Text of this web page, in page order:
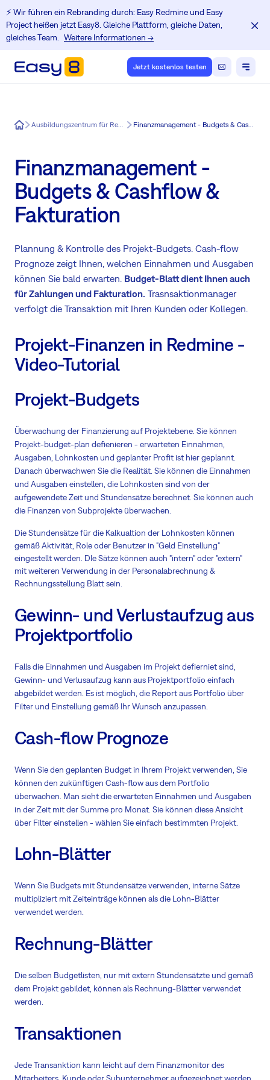
⚡️ Wir führen ein Rebranding durch: Easy Redmine und Easy
Project heißen jetzt Easy8. Gleiche Plattform, gleiche Daten,
gleiches Team.
Weitere Informationen →
Jetzt kostenlos testen
Easy8 Ausbildungszentrum für Redmine-Benutzer Finanzmanagement - Budgets & Cashflow & Fakturation
Finanzmanagement -
Budgets & Cashflow &
Fakturation
Plannung & Kontrolle des Projekt-Budgets. Cash-flow
Prognoze zeigt Ihnen, welchen Einnahmen und Ausgaben
können Sie bald erwarten. Budget-Blatt dient Ihnen auch
für Zahlungen und Fakturation. Trasnsaktionmanager
verfolgt die Transaktion mit Ihren Kunden oder Kollegen.
Projekt-Finanzen in Redmine -
Video-Tutorial
Projekt-Budgets
Überwachung der Finanzierung auf Projektebene. Sie können
Projekt-budget-plan defienieren - erwarteten Einnahmen,
Ausgaben, Lohnkosten und geplanter Profit ist hier geplannt.
Danach überwachwen Sie die Realität. Sie können die Einnahmen
und Ausgaben einstellen, die Lohnkosten sind von der
aufgewendete Zeit und Stundensätze berechnet. Sie können auch
die Finanzen von Subprojekte überwachen.
Die Stundensätze für die Kalkualtion der Lohnkosten können
gemäß Aktivität, Role oder Benutzer in "Geld Einstellung"
eingestellt werden. DIe Sätze können auch "intern" oder "extern"
mit weiteren Verwendung in der Personalabrechnung &
Rechnungsstellung Blatt sein.
Gewinn- und Verlustaufzug aus
Projektportfolio
Falls die Einnahmen und Ausgaben im Projekt defierniet sind,
Gewinn- und Verlusaufzug kann aus Projektportfolio einfach
abgebildet werden. Es ist möglich, die Report aus Portfolio über
Filter und Einstellung gemäß Ihr Wunsch anzupassen.
Cash-flow Prognoze
Wenn Sie den geplanten Budget in Ihrem Projekt verwenden, Sie
können den zukünftigen Cash-flow aus dem Portfolio
überwachen. Man sieht die erwarteten Einnahmen und Ausgaben
in der Zeit mit der Summe pro Monat. Sie können diese Ansicht
über Filter einstellen - wählen Sie einfach bestimmten Projekt.
Lohn-Blätter
Wenn Sie Budgets mit Stundensätze verwenden, interne Sätze
multipliziert mit Zeiteinträge können als die Lohn-Blätter
verwendet werden.
Rechnung-Blätter
Die selben Budgetlisten, nur mit extern Stundensätzte und gemäß
dem Projekt gebildet, können als Rechnung-Blätter verwendet
werden.
Transaktionen
Jede Transanktion kann leicht auf dem Finanzmonitor des